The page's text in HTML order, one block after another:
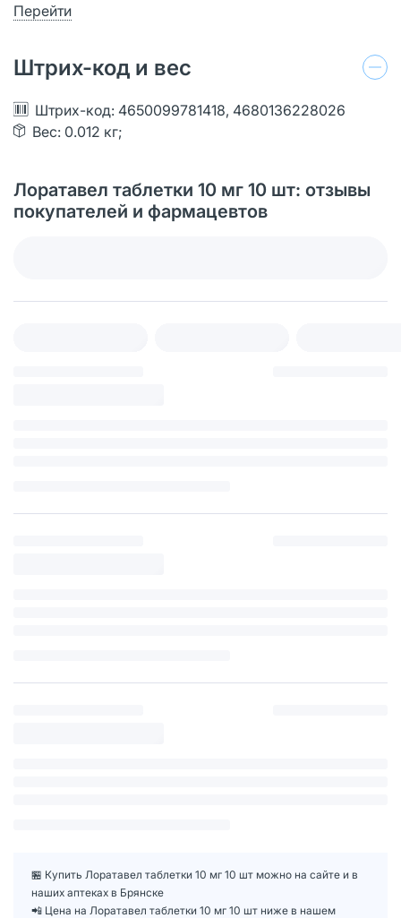
Перейти
Штрих-код и вес
Штрих-код: 4650099781418, 4680136228026
Вес: 0.012 кг;
Лоратавел таблетки 10 мг 10 шт: отзывы
покупателей и фармацевтов
🏪 Купить Лоратавел таблетки 10 мг 10 шт можно на сайте и в
наших аптеках в Брянске
📲 Цена на Лоратавел таблетки 10 мг 10 шт ниже в нашем